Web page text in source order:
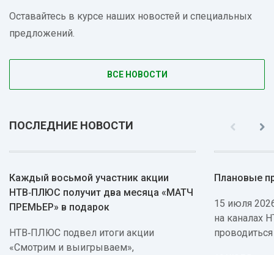
Оставайтесь в курсе наших новостей и специальных
предложений.
ВСЕ НОВОСТИ
ПОСЛЕДНИЕ НОВОСТИ
Каждый восьмой участник акции
НТВ‑ПЛЮС получит два месяца «МАТЧ
ПРЕМЬЕР» в подарок
НТВ‑ПЛЮС подвел итоги акции
«Смотрим и выигрываем»,
Плановые
15 июля
на каналах